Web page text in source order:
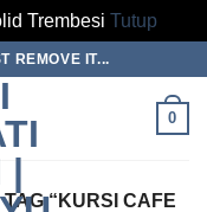
Trembesi Tutup
REMOVE IT...
0
“KURSI CAFE